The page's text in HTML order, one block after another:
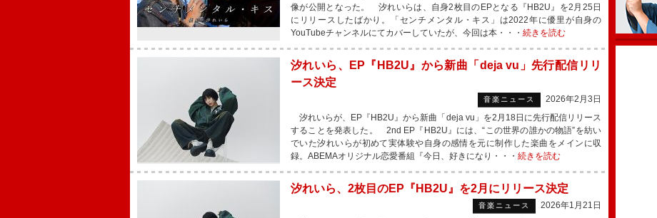
像が公開となった。 汐れいらは、自身2枚目のEPとなる『HB2U』を2月25日
にリリースしたばかり。「センチメンタル・キス」は2022年に優里が自身の
YouTubeチャンネルにてカバーしていたが、今回は本・・・ 続きを読む
汐れいら、EP『HB2U』から新曲「deja vu」先行配信リリ
ース決定
音楽ニュース
2026年2月3日
汐れいらが、EP『HB2U』から新曲「deja vu」を2月18日に先行配信リリース
することを発表した。 2nd EP『HB2U』には、“この世界の誰かの物語”を紡い
でいた汐れいらが初めて実体験や自身の感情を元に制作した楽曲をメインに収
録。ABEMAオリジナル恋愛番組『今日、好きになり・・・ 続きを読む
汐れいら、2枚目のEP『HB2U』を2月にリリース決定
音楽ニュース
2026年1月21日